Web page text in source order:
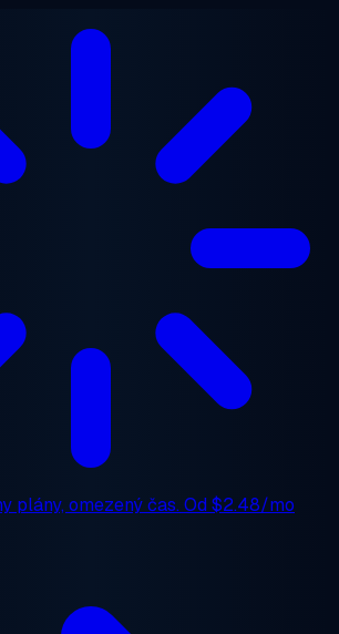
plány, omezený čas. Od $2.48/mo